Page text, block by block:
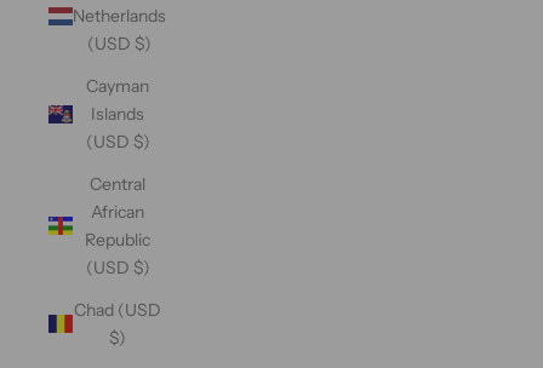
Netherlands
(USD $)
Cayman
Islands
(USD $)
Central
African
Republic
(USD $)
Chad (USD
$)